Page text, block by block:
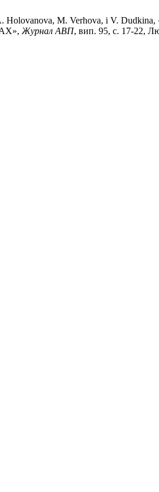
A. Holovanova, M. Verhova, і V.
Журнал АВП, вип. 95, с. 17-22,